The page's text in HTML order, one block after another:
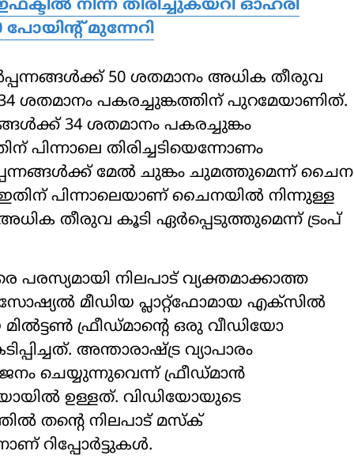
ഇഫക്ടില്‍ നിന്ന് തിരിച്ചുകയറി ഓഹരി
മുന്നേറി
50 ശതമാനം അധിക തീരുവ
ശതമാനം പകരച്ചുങ്കത്തിന് പുറമേയാണിത്.
34 ശതമാനം പകരച്ചുങ്കം
പിന്നാലെ തിരിച്ചടിയെന്നോണം
മേല്‍ ചുങ്കം ചുമത്തുമെന്ന് ചൈന
ഇതിന് പിന്നാലെയാണ് ചൈനയില്‍ നിന്നുള്ള
തീരുവ കൂടി ഏര്‍പ്പെടുത്തുമെന്ന് ട്രംപ്
നിലപാട് വ്യക്തമാക്കാത്ത
മീഡിയ പ്ലാറ്റ്ഫോമായ എക്സില്‍
ഫ്രീഡ്മാന്റെ ഒരു വീഡിയോ
അന്താരാഷ്ട്ര വ്യാപാരം
ചെയ്യുന്നുവെന്ന് ഫ്രീഡ്മാന്‍
ഉള്ളത്. വിഡിയോയുടെ
തന്റെ നിലപാട് മസ്‌ക്
റിപ്പോർട്ടുകൾ.